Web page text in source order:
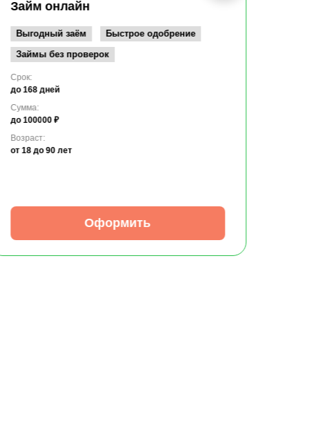
Займ онлайн
Выгодный заём
Быстрое одобрение
Займы без проверок
Срок:
до 168 дней
Сумма:
до 100000 ₽
Возраст:
от 18 до 90 лет
Оформить